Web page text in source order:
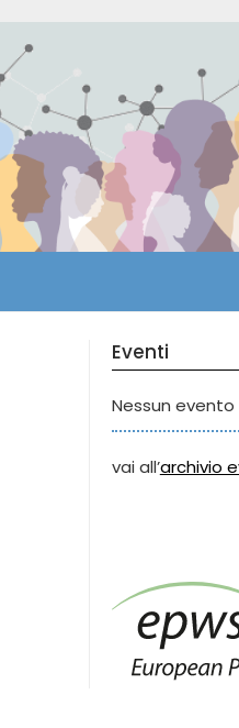
Eventi
Nessun evento
vai all’archivio